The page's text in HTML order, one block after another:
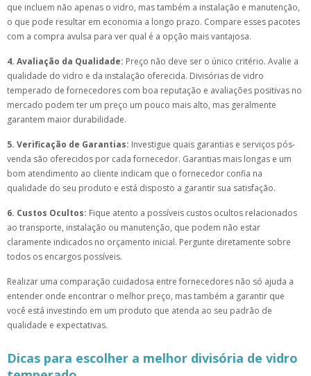
que incluem não apenas o vidro, mas também a instalação e manutenção,
o que pode resultar em economia a longo prazo. Compare esses pacotes
com a compra avulsa para ver qual é a opção mais vantajosa.
4. Avaliação da Qualidade: Preço não deve ser o único critério. Avalie a
qualidade do vidro e da instalação oferecida. Divisórias de vidro
temperado de fornecedores com boa reputação e avaliações positivas no
mercado podem ter um preço um pouco mais alto, mas geralmente
garantem maior durabilidade.
5. Verificação de Garantias: Investigue quais garantias e serviços pós-
venda são oferecidos por cada fornecedor. Garantias mais longas e um
bom atendimento ao cliente indicam que o fornecedor confia na
qualidade do seu produto e está disposto a garantir sua satisfação.
6. Custos Ocultos: Fique atento a possíveis custos ocultos relacionados
ao transporte, instalação ou manutenção, que podem não estar
claramente indicados no orçamento inicial. Pergunte diretamente sobre
todos os encargos possíveis.
Realizar uma comparação cuidadosa entre fornecedores não só ajuda a
entender onde encontrar o melhor preço, mas também a garantir que
você está investindo em um produto que atenda ao seu padrão de
qualidade e expectativas.
Dicas para escolher a melhor divisória de vidro